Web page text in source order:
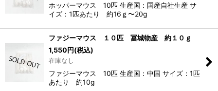
ホッパーマウス 10匹 生産国：国産自社生産 サ
イズ：1匹あたり 約16ｇ〜20g
ファジーマウス １０匹 冨城物産 約１０ｇ
1,550円(税込)
在庫なし
ファジーマウス 10匹 生産国：中国 サイズ：1匹
あたり 約10g